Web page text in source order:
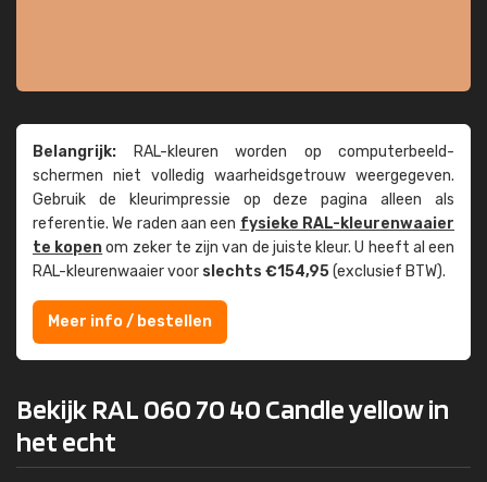
Belangrijk: RAL-kleuren worden op computer­beeld­
schermen niet volledig waarheids­­getrouw weer­gegeven.
Gebruik de kleur­impressie op deze pagina alleen als
referentie. We raden aan een fysieke RAL-kleuren­waaier
te kopenom zeker te zijn van de juiste kleur. U heeft al een
RAL-kleuren­waaier voor slechts €154,95(exclusief BTW).
Meer info / bestellen
Bekijk RAL 060 70 40 Candle yellow in
het echt